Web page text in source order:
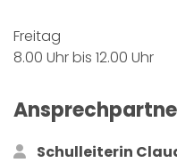
Freitag
8.00 Uhr bis 12.00 Uhr
Schulleiterin